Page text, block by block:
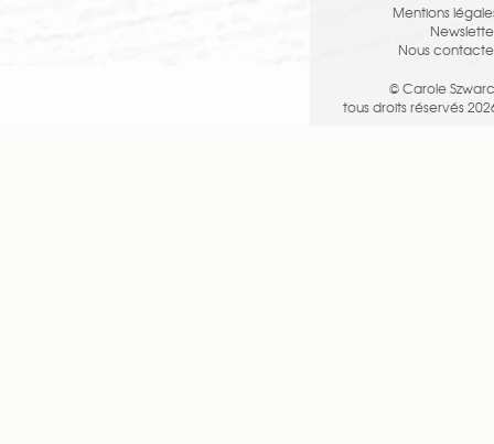
Mentions
Nous
© Carole
tous droits réservés